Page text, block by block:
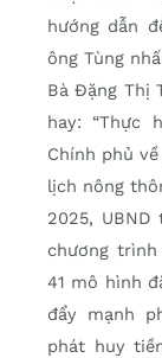
hướng dẫn
ông Tùng
Bà Đặng Thị
hay: “Thực
Chính phủ
lịch nông
2025,
chương
41 mô hình
đẩy mạnh
phát huy